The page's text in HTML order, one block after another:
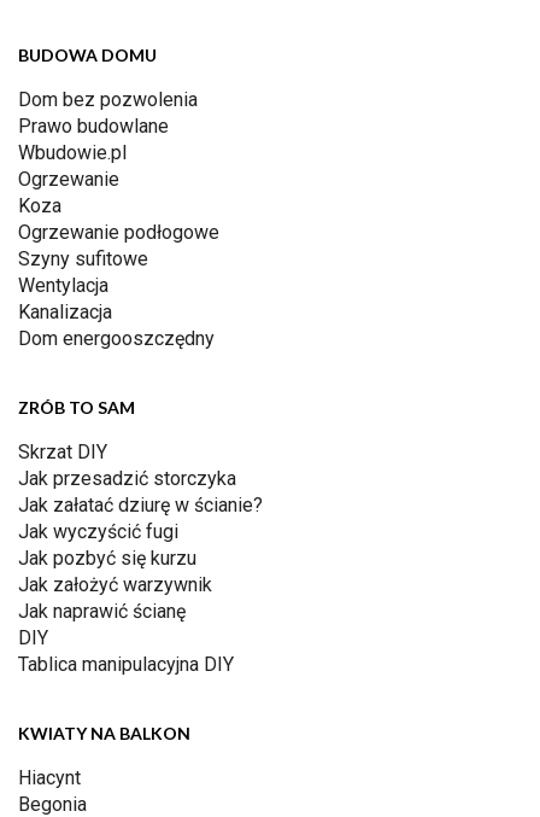
BUDOWA DOMU
Dom bez pozwolenia
Prawo budowlane
Wbudowie.pl
Ogrzewanie
Koza
Ogrzewanie podłogowe
Szyny sufitowe
Wentylacja
Kanalizacja
Dom energooszczędny
ZRÓB TO SAM
Skrzat DIY
Jak przesadzić storczyka
Jak załatać dziurę w ścianie?
Jak wyczyścić fugi
Jak pozbyć się kurzu
Jak założyć warzywnik
Jak naprawić ścianę
DIY
Tablica manipulacyjna DIY
KWIATY NA BALKON
Hiacynt
Begonia